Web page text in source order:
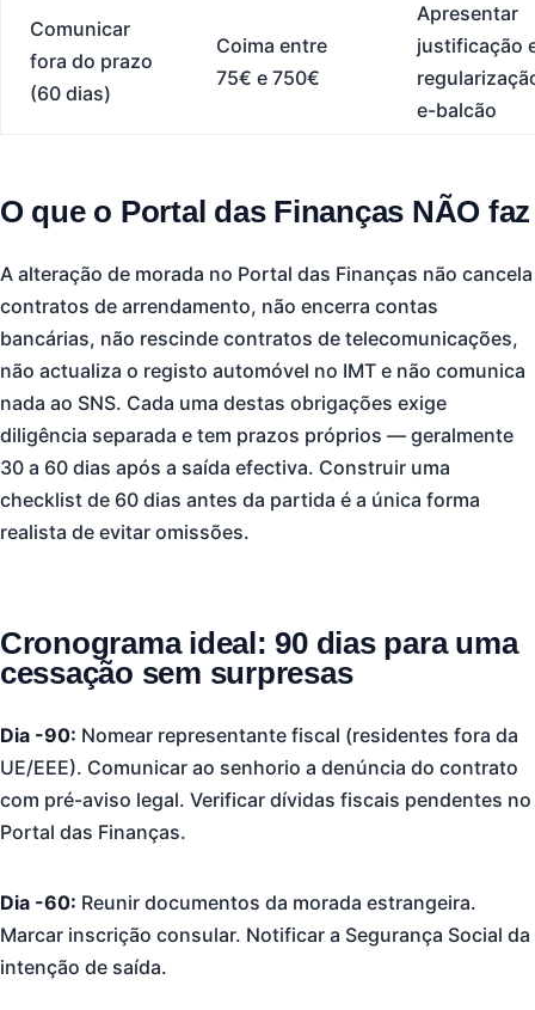
Comunicar
fora do prazo
(60 dias)
Coima entre
75€ e 750€
Apresentar
justificação
e-balcão
O que o Portal das Finanças NÃO faz
A alteração de morada no Portal das Finanças não cancela
contratos de arrendamento, não encerra contas
bancárias, não rescinde contratos de telecomunicações,
não actualiza o registo automóvel no IMT e não comunica
nada ao SNS. Cada uma destas obrigações exige
diligência separada e tem prazos próprios — geralmente
30 a 60 dias após a saída efectiva. Construir uma
checklist de 60 dias antes da partida é a única forma
realista de evitar omissões.
Cronograma ideal: 90 dias para uma
cessação sem surpresas
Dia -90: Nomear representante fiscal (residentes fora da
UE/EEE). Comunicar ao senhorio a denúncia do contrato
com pré-aviso legal. Verificar dívidas fiscais pendentes no
Portal das Finanças.
Dia -60: Reunir documentos da morada estrangeira.
Marcar inscrição consular. Notificar a Segurança Social da
intenção de saída.